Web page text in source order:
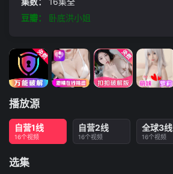
豆瓣：
卧底洪小姐
播放源
自营1线
16个视频
自营2线
16个视频
全球3线
16个视频
选集